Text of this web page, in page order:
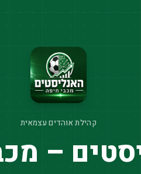
קהילת אוהדים עצמאית
–